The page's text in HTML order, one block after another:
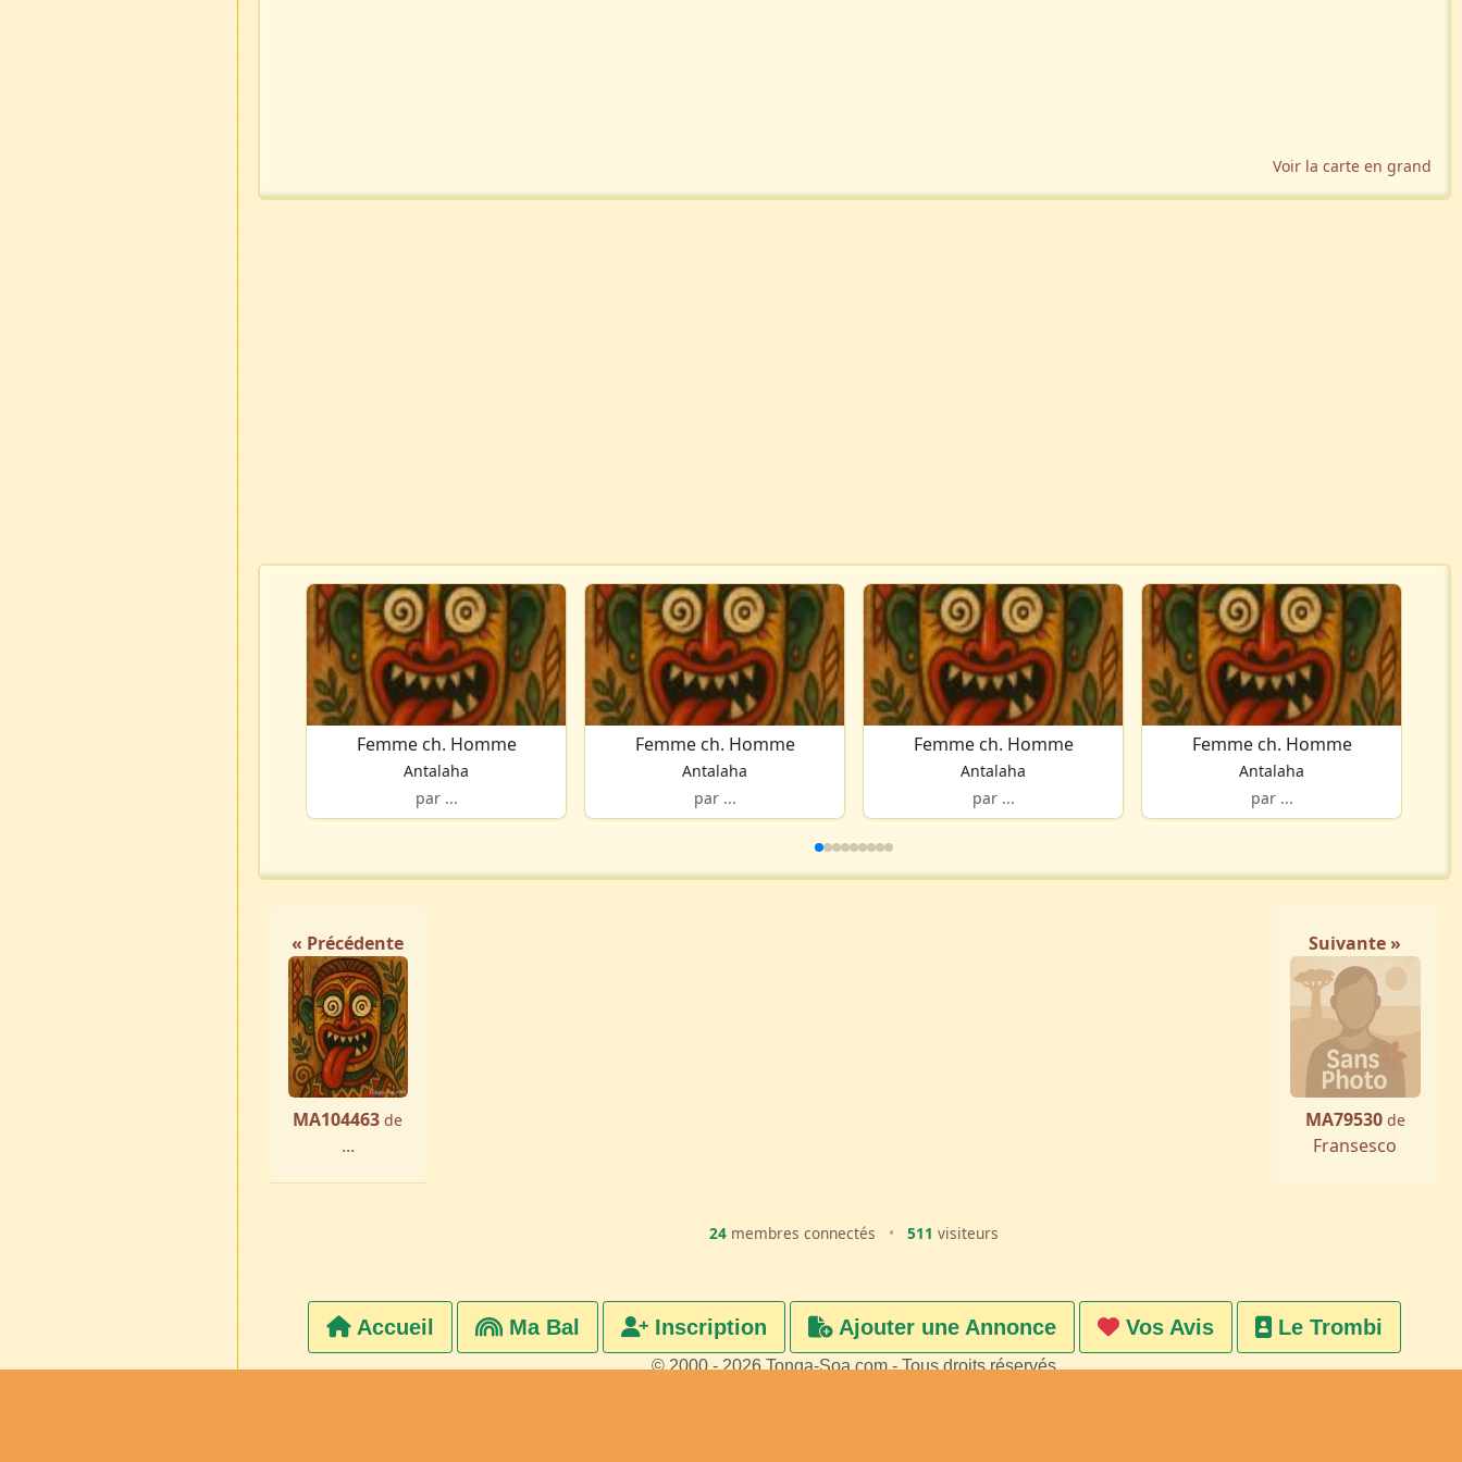
Voir la carte en grand
Femme ch. Homme
Antalaha
par ...
Femme ch. Homme
Antalaha
par ...
Femme ch. Homme
Antalaha
par ...
Femme ch. Homme
Antalaha
par ...
« Précédente
MA104463 de
...
Suivante »
MA79530 de
Fransesco
24 membres connectés • 511 visiteurs
Accueil Ma Bal Inscription Ajouter une Annonce Vos Avis Le Trombi
© 2000 - 2026 Tonga-Soa.com - Tous droits réservés